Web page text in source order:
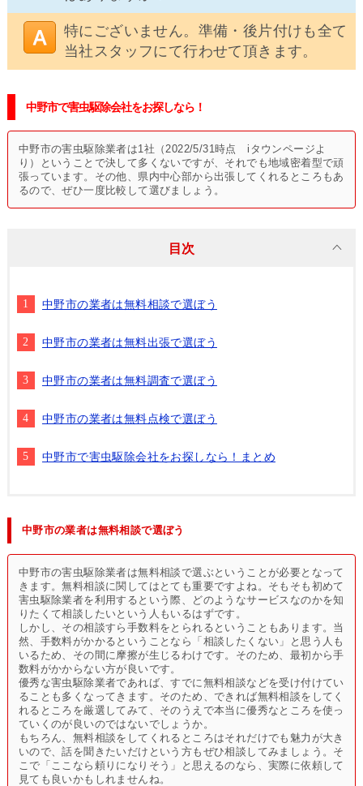
特にございません。準備・後片付けも全て
当社スタッフにて行わせて頂きます。
中野市で害虫駆除会社をお探しなら！
中野市の害虫駆除業者は1社（2022/5/31時点 iタウンページよ
り）ということで決して多くないですが、それでも地域密着型で頑
張っています。その他、県内中心部から出張してくれるところもあ
るので、ぜひ一度比較して選びましょう。
目次
中野市の業者は無料相談で選ぼう
中野市の業者は無料出張で選ぼう
中野市の業者は無料調査で選ぼう
中野市の業者は無料点検で選ぼう
中野市で害虫駆除会社をお探しなら！まとめ
中野市の業者は無料相談で選ぼう
中野市の害虫駆除業者は無料相談で選ぶということが必要となって
きます。無料相談に関してはとても重要ですよね。そもそも初めて
害虫駆除業者を利用するという際、どのようなサービスなのかを知
りたくて相談したいという人もいるはずです。
しかし、その相談すら手数料をとられるということもあります。当
然、手数料がかかるということなら「相談したくない」と思う人も
いるため、その間に摩擦が生じるわけです。そのため、最初から手
数料がかからない方が良いです。
優秀な害虫駆除業者であれば、すでに無料相談などを受け付けてい
ることも多くなってきます。そのため、できれば無料相談をしてく
れるところを厳選してみて、そのうえで本当に優秀なところを使っ
ていくのが良いのではないでしょうか。
もちろん、無料相談をしてくれるところはそれだけでも魅力が大き
いので、話を聞きたいだけという方もぜひ相談してみましょう。そ
こで「ここなら頼りになりそう」と思えるのなら、実際に依頼して
見ても良いかもしれませんね。